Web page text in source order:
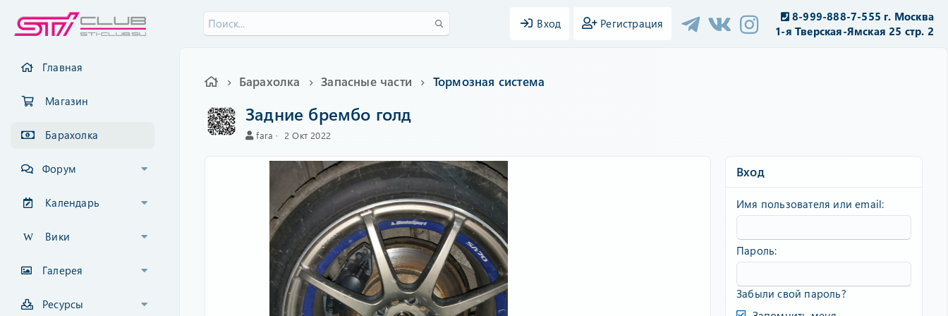
Вход Регистрация
8-999-888-7-555 г. Москва
1-я Тверская-Ямская 25 стр. 2
Главная
Магазин
Барахолка
Форум
Календарь
Вики
Галерея
Ресурсы
Барахолка Запасные части Тормозная система
Задние брембо голд
А
fara
C
e
i
o
n
a
t
2 Окт 2022
Вход
Имя пользователя или email
Пароль
Забыли свой пароль?